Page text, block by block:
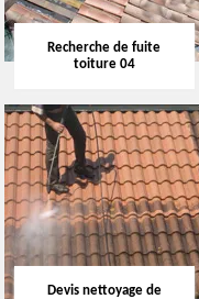
Recherche de fuite
toiture 04
Devis nettoyage de